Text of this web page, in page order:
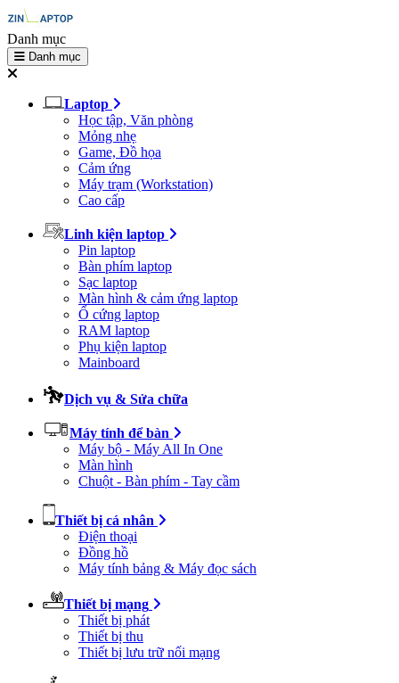
Danh mục
Danh mục
Laptop
Học tập, Văn phòng
Mỏng nhẹ
Game, Đồ họa
Cảm ứng
Máy trạm (Workstation)
Cao cấp
Linh kiện laptop
Pin laptop
Bàn phím laptop
Sạc laptop
Màn hình & cảm ứng laptop
Ổ cứng laptop
RAM laptop
Phụ kiện laptop
Mainboard
Dịch vụ & Sửa chữa
Máy tính để bàn
Máy bộ - Máy All In One
Màn hình
Chuột - Bàn phím - Tay cầm
Thiết bị cá nhân
Điện thoại
Đồng hồ
Máy tính bảng & Máy đọc sách
Thiết bị mạng
Thiết bị phát
Thiết bị thu
Thiết bị lưu trữ nối mạng